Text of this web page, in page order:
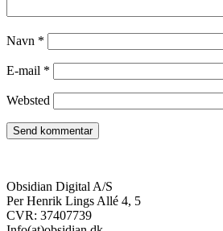
Navn *
E-mail *
Websted
Obsidian Digital A/S
Per Henrik Lings Allé 4, 5
CVR: 37407739